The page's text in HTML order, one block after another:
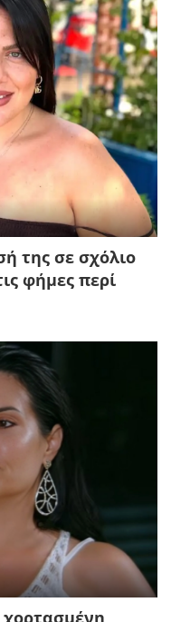
της σε σχόλιο
φήμες περί